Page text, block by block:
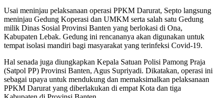
Usai meninjau pelaksanaan operasi PPKM Darurat, Septo langsung
meninjau Gedung Koperasi dan UMKM serta salah satu Gedung
milik Dinas Sosial Provinsi Banten yang berlokasi di Ona,
Kabupaten Lebak. Gedung ini rencananya akan digunakan untuk
tempat isolasi mandiri bagi masyarakat yang terinfeksi Covid-19.
Hal senada juga diungkapkan Kepala Satuan Polisi Pamong Praja
(Satpol PP) Provinsi Banten, Agus Supriyadi. Dikatakan, operasi ini
sebagai upaya untuk mendukung dan memaksimalkan pelaksanaan
PPKM Darurat yang diberlakukan di empat Kota dan tiga